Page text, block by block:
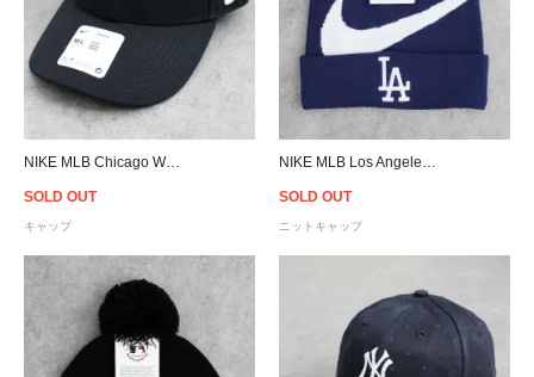
NIKE MLB Chicago White Sox Adjustable Cap - Black
SOLD OUT
キャップ
SOLD OUT
ニットキャップ